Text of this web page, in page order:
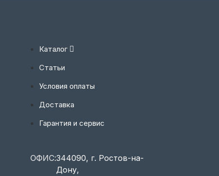
Каталог
Статьи
Условия оплаты
Доставка
Гарантия и сервис
ОФИС:344090, г. Ростов-на-
Дону,